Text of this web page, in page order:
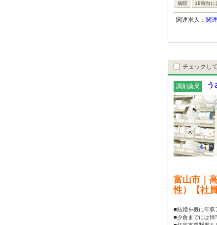
病院 18時台に
関連求人： 関
チェックし
調剤薬局 う
富山市｜
性）【社員
■結婚を機に年収
■夕食までには帰